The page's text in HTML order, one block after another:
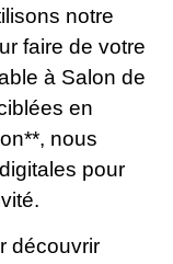
notre
faire de votre
à Salon de
en
nous
pour
découvrir